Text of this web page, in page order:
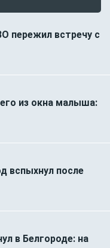
пережил встречу с
из окна малыша:
вспыхнул после
в Белгороде: на